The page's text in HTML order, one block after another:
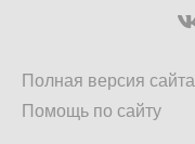
Полная версия сайта
Помощь по сайту